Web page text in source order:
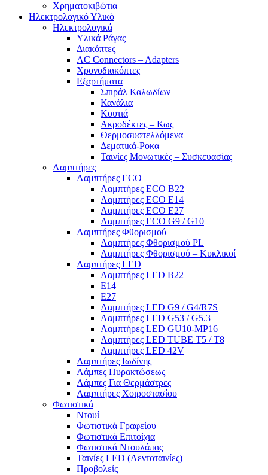
Χρηματοκιβώτια
Ηλεκτρολογικό Υλικό
Ηλεκτρολογικά
Υλικά Ράγας
Διακόπτες
AC Connectors – Adapters
Χρονοδιακόπτες
Εξαρτήματα
Σπιράλ Καλωδίων
Κανάλια
Κουτιά
Ακροδέκτες – Κως
Θερμοσυστελλόμενα
Δεματικά-Ροκα
Ταινίες Μονωτικές – Συσκευασίας
Λαμπτήρες
Λαμπτήρες ECO
Λαμπτήρες ECO B22
Λαμπτήρες ECO E14
Λαμπτήρες ECO E27
Λαμπτήρες ECO G9 / G10
Λαμπτήρες Φθορισμού
Λαμπτήρες Φθορισμού PL
Λαμπτήρες Φθορισμού – Κυκλικοί
Λαμπτήρες LED
Λαμπτήρες LED B22
E14
E27
Λαμπτήρες LED G9 / G4/R7S
Λαμπτήρες LED G53 / G5.3
Λαμπτήρες LED GU10-ΜΡ16
Λαμπτήρες LED TUBE T5 / T8
Λαμπτήρες LED 42V
Λαμπτήρες Ιωδίνης
Λάμπες Πυρακτώσεως
Λάμπες Για Θερμάστρες
Λαμπτήρες Χοιροστασίου
Φωτιστικά
Ντουί
Φωτιστικά Γραφείου
Φωτιστικά Επιτοίχια
Φωτιστικά Ντουλάπας
Ταινίες LED (Λεντοταινίες)
Προβολείς